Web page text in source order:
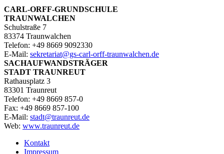
CARL-ORFF-GRUNDSCHULE
TRAUNWALCHEN
Schulstraße 7
83374 Traunwalchen
Telefon: +49 8669 9092330
E‑Mail: sekretariat@gs-carl-orff-traunwalchen.de
SACHAUFWANDSTRÄGER
STADT TRAUNREUT
Rathausplatz 3
83301 Traunreut
Telefon: +49 8669 857-0
Fax: +49 8669 857-100
E‑Mail: stadt@traunreut.de
Web: www.traunreut.de
Kontakt
Impressum